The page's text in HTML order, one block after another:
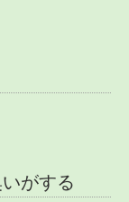
がする